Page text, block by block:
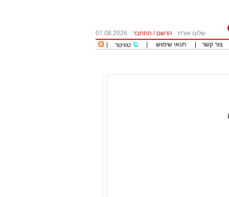
שלום אורח הרשם / התחבר
07.08.2026
צור קשר תנאי שימוש טוויטר